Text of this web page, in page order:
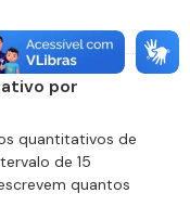
por
quantitativos de
de 15
quantos